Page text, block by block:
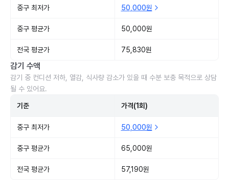
중구 최저가 50,000원
중구 평균가 50,000원
전국 평균가 75,830원
감기 수액
감기 중 컨디션 저하, 열감, 식사량 감소가 있을 때 수분 보충 목적으로 상담
될 수 있어요.
기준 가격(1회)
중구 최저가 50,000원
중구 평균가 65,000원
전국 평균가 57,190원